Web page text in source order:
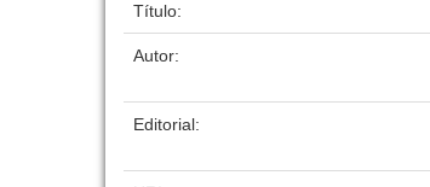
Título:
Autor:
Editorial: